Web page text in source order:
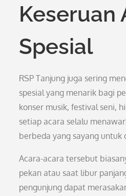
Keseruan
Spesial
RSP Tanjung juga sering
spesial yang menarik bagi
konser musik, festival seni,
setiap acara selalu
berbeda yang sayang untuk
Acara-acara tersebut
pekan atau saat libur
pengunjung dapat